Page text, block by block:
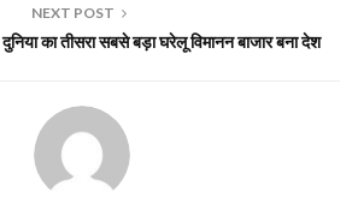
NEXT POST
दुनिया का तीसरा सबसे बड़ा घरेलू विमानन बाजार बना देश